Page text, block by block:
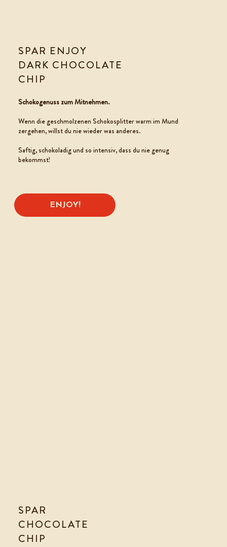
SPAR ENJOY
DARK CHOCOLATE
CHIP
Schokogenuss zum Mitnehmen.
Wenn die geschmolzenen Schokosplitter warm im Mund
zergehen, willst du nie wieder was anderes.
Saftig, schokoladig und so intensiv, dass du nie genug
bekommst!
ENJOY!
SPAR
CHOCOLATE
CHIP